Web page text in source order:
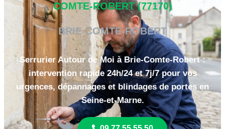
COMTE-ROBERT (77170)
BRIE-COMTE-ROBERT
Serrurier Autour de Moi à Brie-Comte-Robert :
intervention rapide 24h/24 et 7j/7 pour vos
urgences, dépannages et blindages de portes en
Seine-et-Marne.